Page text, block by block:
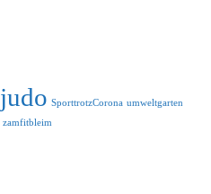
judo SporttrotzCorona umweltgarten
zamfitbleim